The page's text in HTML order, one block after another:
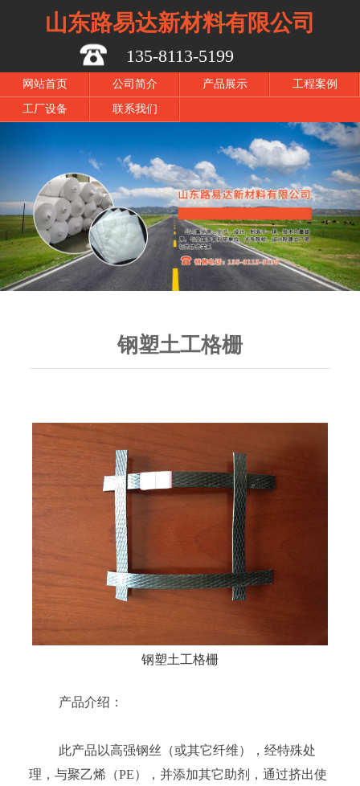
山东路易达新材料有限公司
135-8113-5199
网站首页 公司简介 产品展示 工程案例
工厂设备 联系我们
钢塑土工格栅
钢塑土工格栅
产品介绍：
此产品以高强钢丝（或其它纤维），经特殊处
理，与聚乙烯（PE），并添加其它助剂，通过挤出使